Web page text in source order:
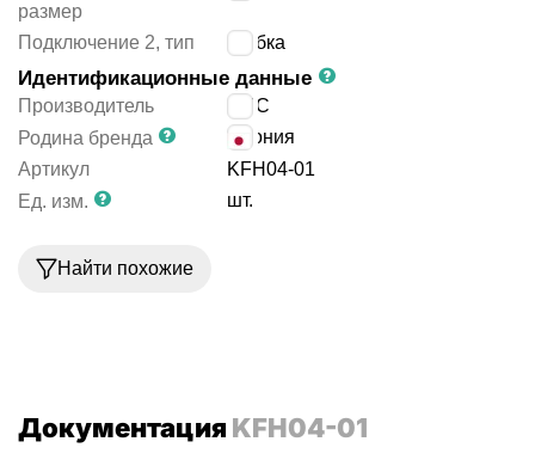
размер
Подключение 2, тип трубка
Идентификационные данные
Производитель
SMC
Родина бренда
Япония
Артикул
KFH04-01
Ед. изм.
шт.
Найти похожие
Документация KFH04-01